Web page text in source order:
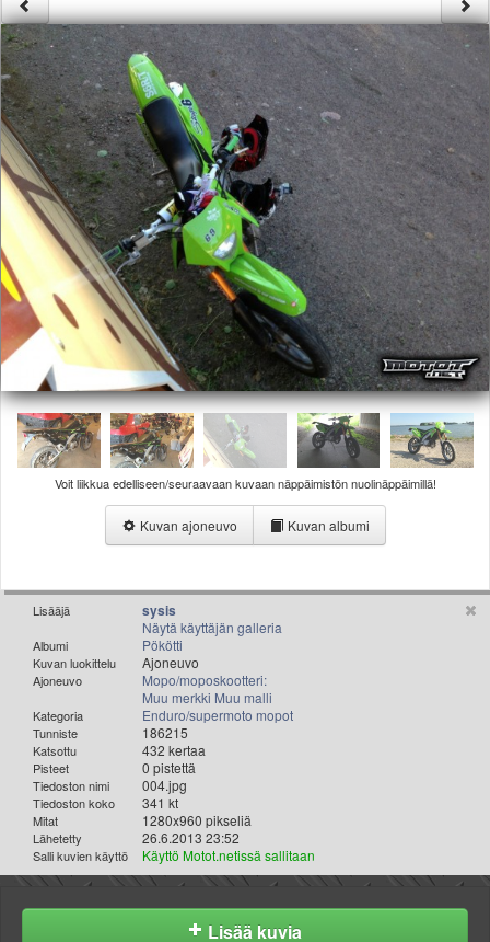
Säännöt ja ohjeet
Uudet ajoneuvot
Uudet kuvat
Uudet videot
Uudet kommentit
MYYDÄÄN
Haku
Ohjeet
Ajoneuvot
Osat
TIETOPANKKI
TAPAHTUMAT
MP15 kuvia
MP14 kuvia
MP13 kuvia
ACS 2015 kuvia
Lisää uusi tapahtuma
UUTISET
Valitse paikkakunta
Helsingin sää
Oulun sää
Rovaniemen sää
MUUT
VIP-jäsenyys
Paidat ja vaatteet
Suunnittele oma paita
Mainostus
Palaute
Kevytversio
Voit liikkua edelliseen/seuraavaan kuvaan näppäimistön nuolinäppäimillä!
Kuvan ajoneuvo Kuvan albumi
Lisääjä sysis
Näytä käyttäjän galleria
Albumi Pökötti
Kuvan luokittelu Ajoneuvo
Ajoneuvo
Mopo/moposkootteri:
Muu merkki Muu malli
Kategoria Enduro/supermoto mopot
Tunniste 186215
Katsottu 432 kertaa
Pisteet 0 pistettä
Tiedoston nimi 004.jpg
Tiedoston koko 341 kt
Mitat 1280x960 pikseliä
Lähetetty 26.6.2013 23:52
Salli kuvien käyttö Käyttö Motot.netissä sallitaan
Lisää kuvia